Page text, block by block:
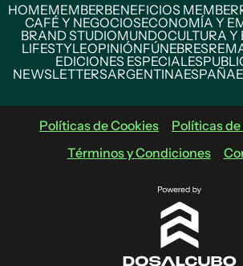
HOMEMEMBERBENEFICIOS MEMBER
CAFÉ Y NEGOCIOSECONOMÍA Y
BRAND STUDIOMUNDOCULTURA Y
LIFESTYLEOPINIÓNFÚNEBRES
EDICIONES ESPECIALES
NEWSLETTERSARGENTINAESPAÑA
Políticas de Cookies
Políticas
Términos y Condiciones